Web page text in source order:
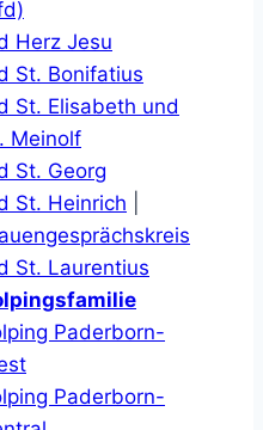
Herz Jesu
St. Bonifatius
St. Elisabeth und
Meinolf
St. Georg
St. Heinrich
St. Laurentius
Paderborn-
Paderborn-